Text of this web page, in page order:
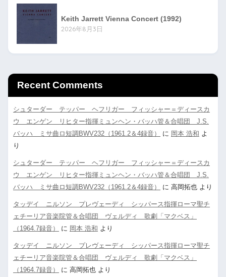
Keith Jarrett Vienna Concert (1992)
2026年8月3日
Recent Comments
シュターダー テッパー ヘフリガー フィッシャー＝ディースカ
ウ エンゲン リヒター指揮ミュンヘン・バッハ管＆合唱団 J.S.
バッハ ミサ曲ロ短調BWV232（1961.2＆4録音）
に 岡本 浩和 よ
り
シュターダー テッパー ヘフリガー フィッシャー＝ディースカ
ウ エンゲン リヒター指揮ミュンヘン・バッハ管＆合唱団 J.S.
バッハ ミサ曲ロ短調BWV232（1961.2＆4録音）
に 高岡拓也 より
タッデイ ニルソン プレヴェーディ シッパース指揮ローマ聖チ
ェチーリア音楽院管＆合唱団 ヴェルディ 歌劇「マクベス」
（1964.7録音）
に 岡本 浩和 より
タッデイ ニルソン プレヴェーディ シッパース指揮ローマ聖チ
ェチーリア音楽院管＆合唱団 ヴェルディ 歌劇「マクベス」
（1964.7録音）
に 高岡拓也 より